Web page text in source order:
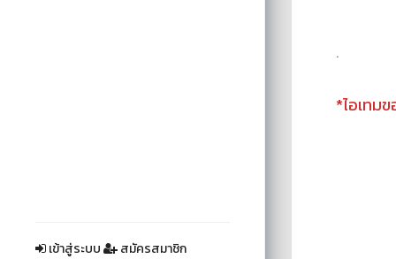
เข้าสู่ระบบ สมัครสมาชิก
.
*ไอเทม